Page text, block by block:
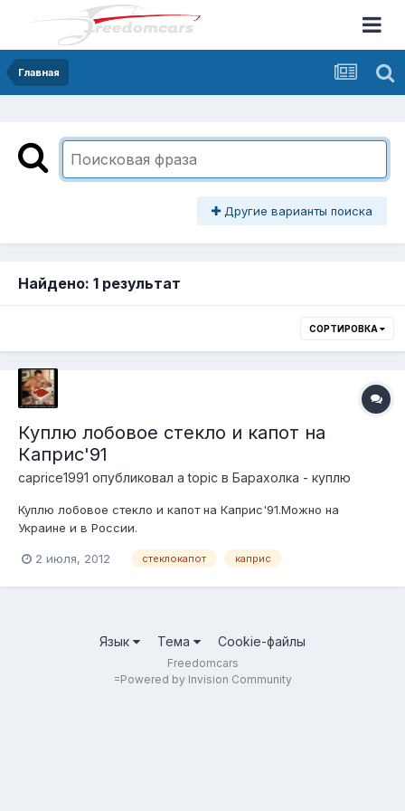
Главная
Другие варианты поиска
Найдено: 1 результат
СОРТИРОВКА
Куплю лобовое стекло и капот на
Каприс'91
caprice1991 опубликовал a topic в Барахолка - куплю
Куплю лобовое стекло и капот на Каприс'91.Можно на
Украине и в России.
2 июля, 2012 стеклокапот каприс
Язык Тема Cookie-файлы
Freedomcars
=Powered by Invision Community